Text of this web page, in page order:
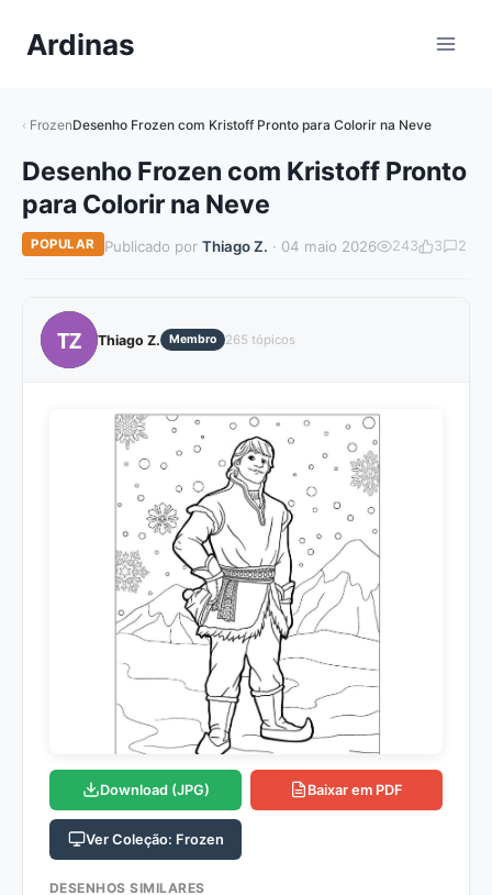
paraArdinas
FrozenDesenho Frozen com Kristoff Pronto para Colorir na Neve
Desenho Frozen com Kristoff Pronto
para Colorir na Neve
POPULAR Publicado por Thiago Z. · 04 maio 2026 243 3 2
TZ Thiago Z. Membro 265 tópicos
Download (JPG) Baixar em PDF
Ver Coleção: Frozen
DESENHOS SIMILARES